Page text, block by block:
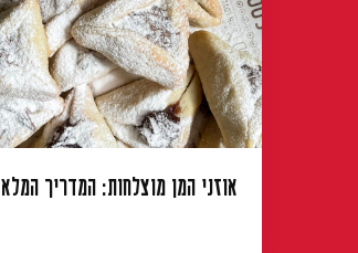
אוזני המן מוצלחות: המדריך המלא